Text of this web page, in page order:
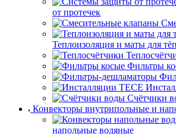
от протечек
Теплоизоляция и маты для
Фильтры
Счётчики
Конвекторы внутрипольные и
напольные водяные